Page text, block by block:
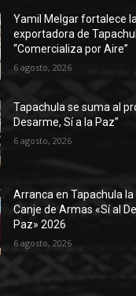
Yamil Melgar fortalece
exportadora de
“Comercializa por Aire”
6 agosto, 2026
Tapachula se suma al
Desarme, Sí a la Paz”
6 agosto, 2026
Arranca en Tapachula
Canje de Armas «Sí al
Paz» 2026
6 agosto, 2026